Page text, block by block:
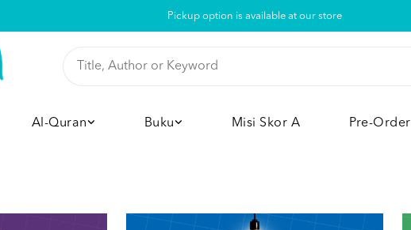
Pickup option is available at our store
Al-Quran Buku Misi Skor A Pre-Order